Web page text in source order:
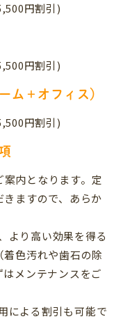
円割引)
円割引)
ム＋オフィス）
円割引)
案内となります。定
ますので、あらか
より高い効果を得る
色汚れや歯石の除
メンテナンスをご
による割引も可能で